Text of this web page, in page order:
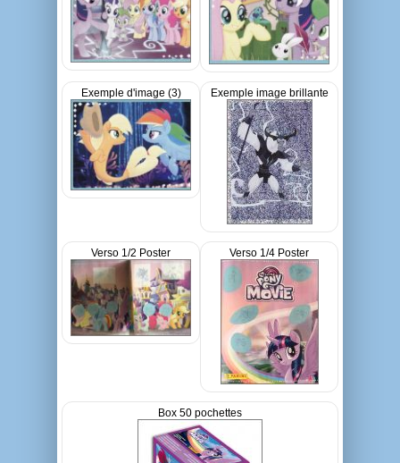
Exemple d'image (3) Exemple image brillante
Verso 1/2 Poster Verso 1/4 Poster
Box 50 pochettes